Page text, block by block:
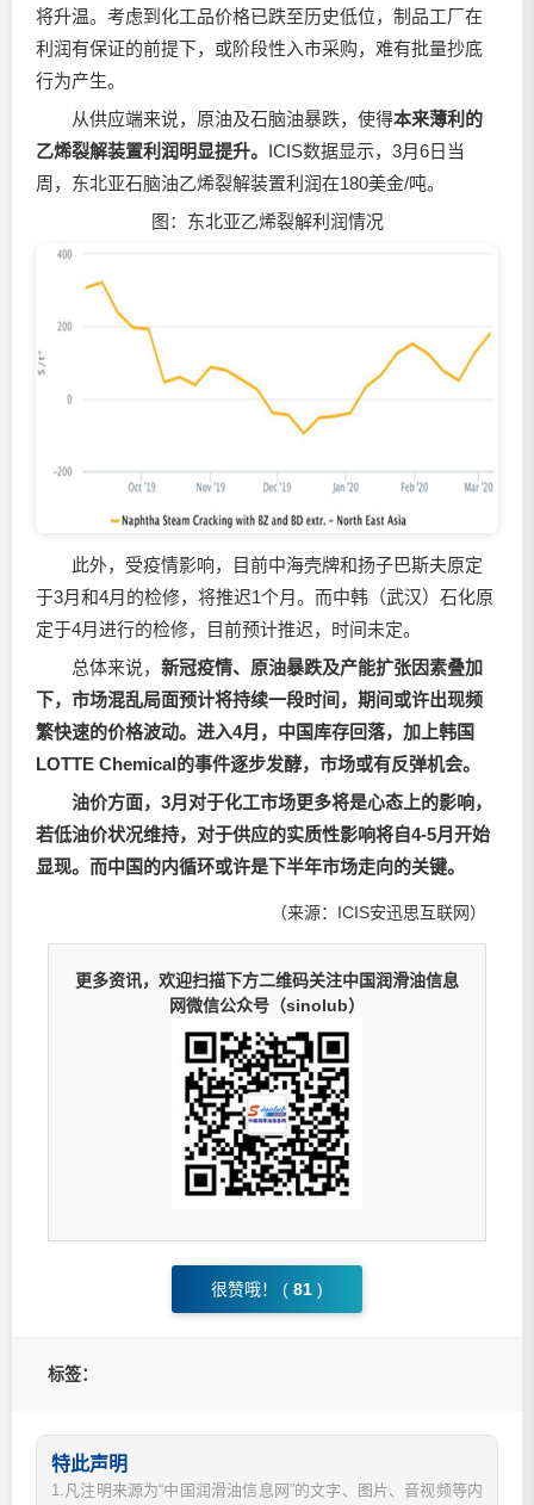
将升温。考虑到化工品价格已跌至历史低位，制品工厂在
利润有保证的前提下，或阶段性入市采购，难有批量抄底
行为产生。
从供应端来说，原油及石脑油暴跌，使得本来薄利的
乙烯裂解装置利润明显提升。 ICIS数据显示，3月6日当
周，东北亚石脑油乙烯裂解装置利润在180美金/吨。
图：东北亚乙烯裂解利润情况
此外，受疫情影响，目前中海壳牌和扬子巴斯夫原定
于3月和4月的检修，将推迟1个月。而中韩（武汉）石化原
定于4月进行的检修，目前预计推迟，时间未定。
总体来说， 新冠疫情、原油暴跌及产能扩张因素叠加
下，市场混乱局面预计将持续一段时间，期间或许出现频
繁快速的价格波动。进入4月，中国库存回落，加上韩国
LOTTE Chemical的事件逐步发酵，市场或有反弹机会。
油价方面，3月对于化工市场更多将是心态上的影响，
若低油价状况维持，对于供应的实质性影响将自4-5月开始
显现。而中国的内循环或许是下半年市场走向的关键。
（来源：ICIS安迅思互联网）
更多资讯，欢迎扫描下方二维码关注中国润滑油信息
网微信公众号（sinolub）
很赞哦！ ( 81 )
标签：
特此声明
1.凡注明来源为“中国润滑油信息网”的文字、图片、音视频等内